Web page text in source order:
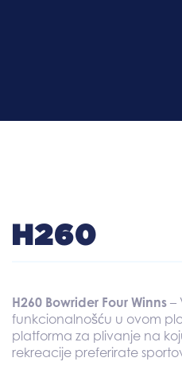
H260
H260 Bowrider Four Winns –
funkcionalnošću u ovom
platforma za plivanje na
rekreacije preferirate